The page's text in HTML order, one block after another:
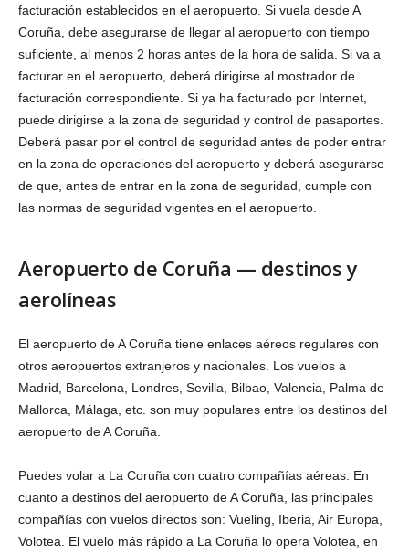
facturación establecidos en el aeropuerto. Si vuela desde A
Coruña, debe asegurarse de llegar al aeropuerto con tiempo
suficiente, al menos 2 horas antes de la hora de salida. Si va a
facturar en el aeropuerto, deberá dirigirse al mostrador de
facturación correspondiente. Si ya ha facturado por Internet,
puede dirigirse a la zona de seguridad y control de pasaportes.
Deberá pasar por el control de seguridad antes de poder entrar
en la zona de operaciones del aeropuerto y deberá asegurarse
de que, antes de entrar en la zona de seguridad, cumple con
las normas de seguridad vigentes en el aeropuerto.
Aeropuerto de Coruña — destinos y
aerolíneas
El aeropuerto de A Coruña tiene enlaces aéreos regulares con
otros aeropuertos extranjeros y nacionales. Los vuelos a
Madrid, Barcelona, Londres, Sevilla, Bilbao, Valencia, Palma de
Mallorca, Málaga, etc. son muy populares entre los destinos del
aeropuerto de A Coruña.
Puedes volar a La Coruña con cuatro compañías aéreas. En
cuanto a destinos del aeropuerto de A Coruña, las principales
compañías con vuelos directos son: Vueling, Iberia, Air Europa,
Volotea. El vuelo más rápido a La Coruña lo opera Volotea, en